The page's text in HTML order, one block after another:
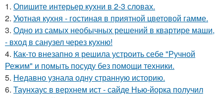
1. Опишите интерьер кухни в 2-3 словах.
2. Уютная кухня - гостиная в приятной цветовой гамме.
3. Одно из самых необычных решений в квартире маши,
- вход в санузел через кухню!
4. Как-то внезапно я решила устроить себе "Ручной
Режим" и помыть посуду без помощи техники.
5. Недавно узнала одну странную историю.
6. Таунхаус в верхнем ист - сайде Нью-йорка получил